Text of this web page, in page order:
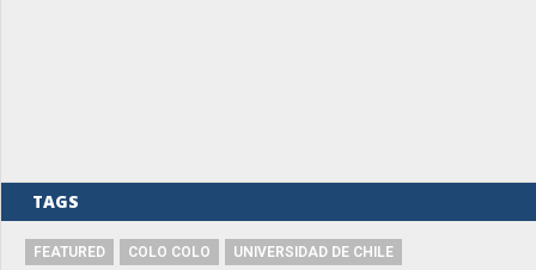
TAGS
FEATURED COLO COLO
UNIVERSIDAD DE CHILE